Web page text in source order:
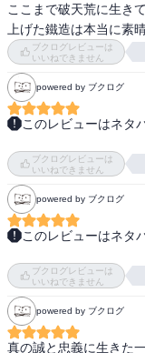
ここまで破天荒に生き
上げた鐵造は本当に素
ブクログレビューは
いいねできません
powered by ブクログ
このレビューはネタ
小学生の時にこの作品
い。でも、読み返す度
くれる。自分が一番尊
念を貫く」こと。どん
苦しみに直面しようと
むその姿勢が本当にカ
でも人間尊重(＝自己中
高い。物語の主人公だ
ろうけど、それでもこ
う。
またいい頃合いになっ
ブクログレビューは
いいねできません
powered by ブクログ
このレビューはネタ
上巻の勢いそのままに
今の石油業界の中でど
らいには興味が出るく
戦後間もなくの立場の
ブクログレビューは
いいねできません
powered by ブクログ
真の誠と忠義に生きた